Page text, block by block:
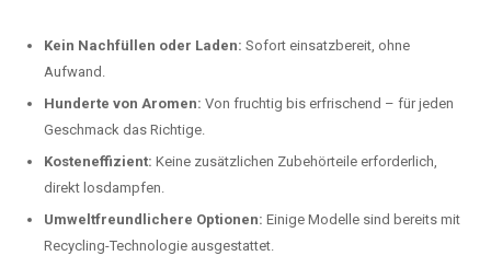
Kein Nachfüllen oder Laden: Sofort einsatzbereit, ohne
Aufwand.
Hunderte von Aromen: Von fruchtig bis erfrischend – für jeden
Geschmack das Richtige.
Kosteneffizient: Keine zusätzlichen Zubehörteile erforderlich,
direkt losdampfen.
Umweltfreundlichere Optionen: Einige Modelle sind bereits mit
Recycling-Technologie ausgestattet.